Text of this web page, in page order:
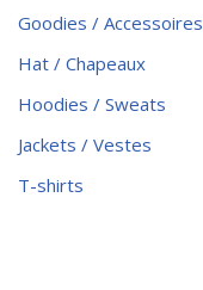
Goodies / Accessoires
Hat / Chapeaux
Hoodies / Sweats
Jackets / Vestes
T-shirts